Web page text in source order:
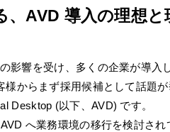
、AVD 導入の理想
影響を受け、多くの企業が導入
様からまず採用候補として話題
Desktop (以下、AVD) です。
へ業務環境の移行を検討さ